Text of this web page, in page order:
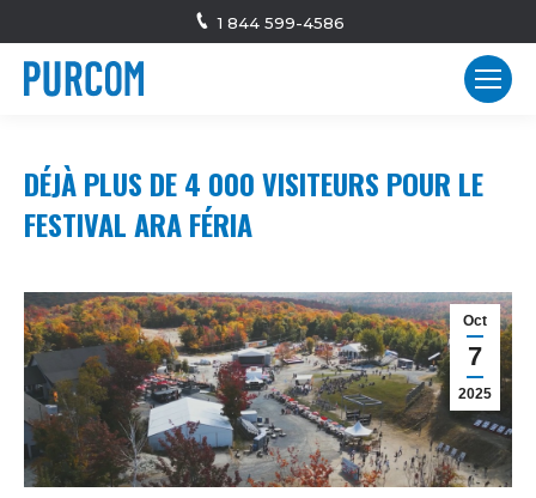
1 844 599-4586
DÉJÀ PLUS DE 4 000 VISITEURS POUR LE
FESTIVAL ARA FÉRIA
Oct
7
2025